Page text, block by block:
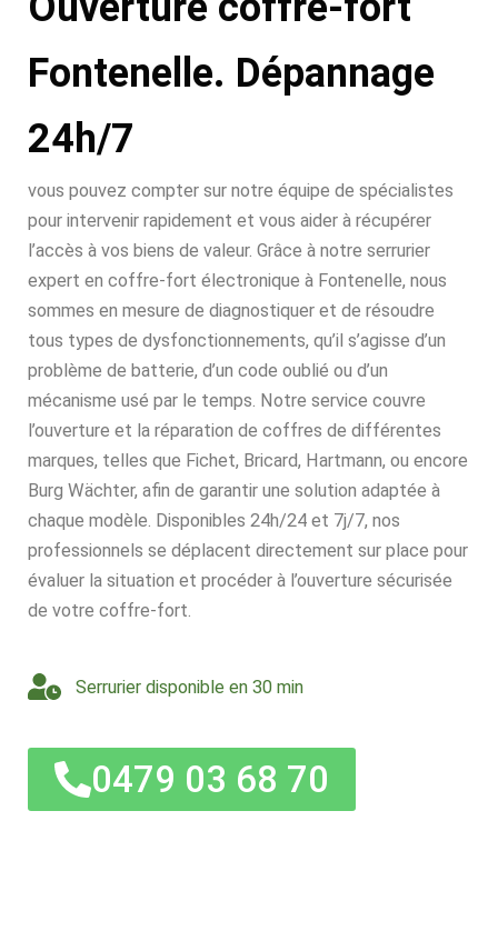
Fontenelle. Dépannage
24h/7
vous pouvez compter sur notre équipe de spécialistes
pour intervenir rapidement et vous aider à récupérer
l’accès à vos biens de valeur. Grâce à notre serrurier
expert en coffre-fort électronique à Fontenelle, nous
sommes en mesure de diagnostiquer et de résoudre
tous types de dysfonctionnements, qu’il s’agisse d’un
problème de batterie, d’un code oublié ou d’un
mécanisme usé par le temps. Notre service couvre
l’ouverture et la réparation de coffres de différentes
marques, telles que Fichet, Bricard, Hartmann, ou encore
Burg Wächter, afin de garantir une solution adaptée à
chaque modèle. Disponibles 24h/24 et 7j/7, nos
professionnels se déplacent directement sur place pour
évaluer la situation et procéder à l’ouverture sécurisée
de votre coffre-fort.
Serrurier disponible en 30 min
0479 03 68 70